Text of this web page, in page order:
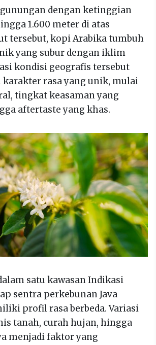
dengan ketinggian
1.600 meter di atas
tersebut, kopi Arabika tumbuh
yang subur dengan iklim
kondisi geografis tersebut
rasa yang unik, mulai
tingkat keasaman yang
aftertaste yang khas.
satu kawasan Indikasi
sentra perkebunan Java
profil rasa berbeda. Variasi
tanah, curah hujan, hingga
menjadi faktor yang